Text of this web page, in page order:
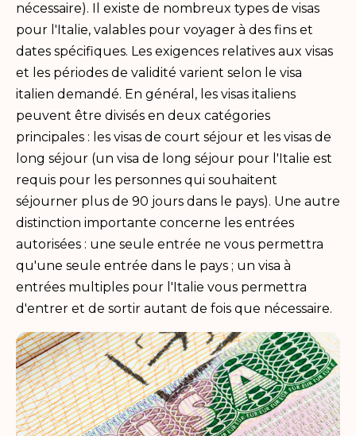
nécessaire). Il existe de nombreux types de visas
pour l'Italie, valables pour voyager à des fins et
dates spécifiques. Les exigences relatives aux visas
et les périodes de validité varient selon le visa
italien demandé. En général, les visas italiens
peuvent être divisés en deux catégories
principales : les visas de court séjour et les visas de
long séjour (un visa de long séjour pour l'Italie est
requis pour les personnes qui souhaitent
séjourner plus de 90 jours dans le pays). Une autre
distinction importante concerne les entrées
autorisées : une seule entrée ne vous permettra
qu'une seule entrée dans le pays ; un visa à
entrées multiples pour l'Italie vous permettra
d'entrer et de sortir autant de fois que nécessaire.